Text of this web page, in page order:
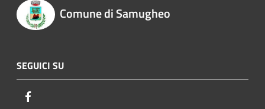
Comune di Samugheo
SEGUICI SU